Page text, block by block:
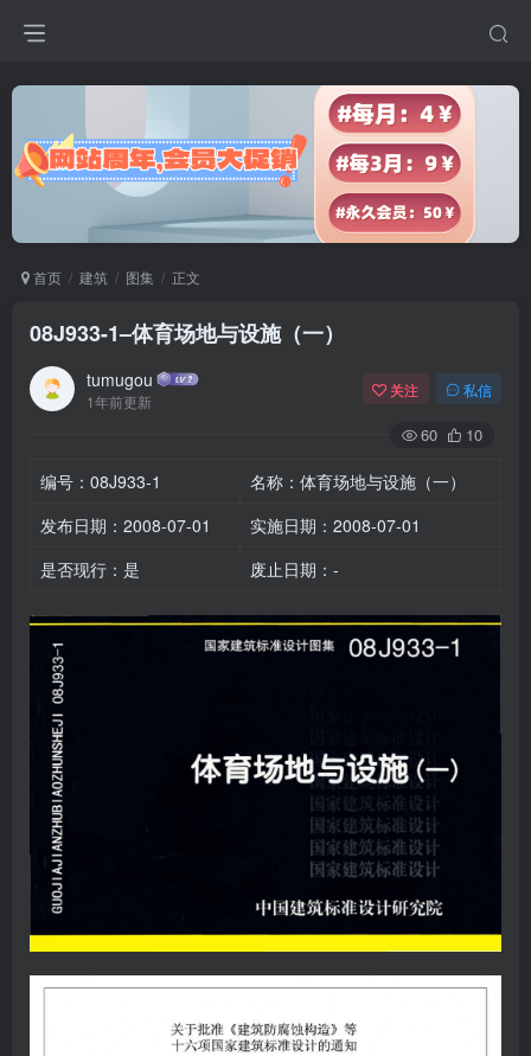
首页 建筑 图集 正文
08J933-1–体育场地与设施（一）
tumugou
1年前更新
关注 私信
60 10
编号：08J933-1
名称：体育场地与设施（一）
发布日期：2008-07-01
实施日期：2008-07-01
是否现行：是
废止日期：-